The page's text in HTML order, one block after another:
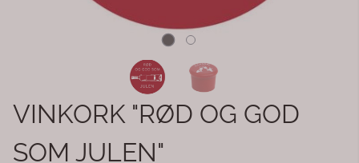
VINKORK "RØD OG GOD
SOM JULEN"